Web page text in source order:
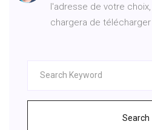
l'adresse de votre
chargera de
Search